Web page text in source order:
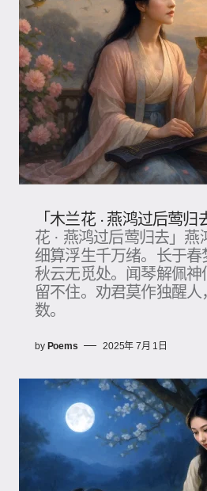
「木兰花 · 燕鸿过后莺归
花 · 燕鸿过后莺归去」燕
细算浮生千万绪。长于春
秋云无觅处。闻琴解佩神
留不住。劝君莫作独醒
数。
by Poems 2025年 7月 1日